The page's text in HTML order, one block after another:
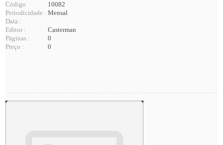
Código
10082
Periodicidade : Mensal
Data :
Editor :
Casterman
Páginas :
0
Preço :
0